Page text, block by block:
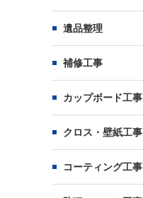
遺品整理
補修工事
カップボード工事
クロス・壁紙工事
コーティング工事